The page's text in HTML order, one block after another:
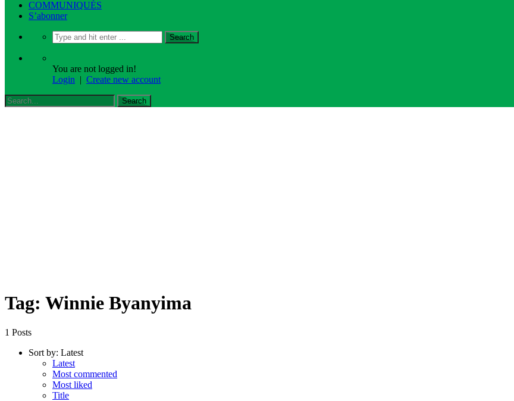
COMMUNIQUÉS
S’abonner
You are not logged in!
Login | Create new account
Tag: Winnie Byanyima
1 Posts
Sort by: Latest
Latest
Most commented
Most liked
Title